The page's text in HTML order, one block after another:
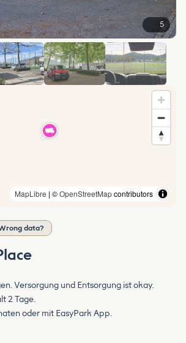
5
MapLibre | ©OpenStreetMapcontributors
data?
Versorgung und Entsorgung ist okay.
2 Tage.
oder mit EasyPark App.